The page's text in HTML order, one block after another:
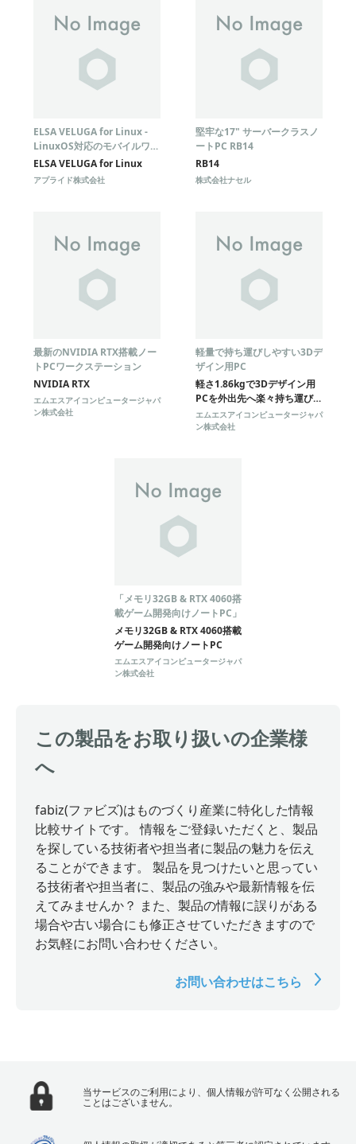
ELSA VELUGA for Linux -
LinuxOS対応のモバイルワー
クステーション
ELSA VELUGA for Linux
アプライド株式会社
堅牢な17" サーバークラスノ
ートPC RB14
RB14
株式会社ナセル
最新のNVIDIA RTX搭載ノー
トPCワークステーション
NVIDIA RTX
エムエスアイコンピュータージャパ
ン株式会社
軽量で持ち運びしやすい3Dデ
ザイン用PC
軽さ1.86kgで3Dデザイン用
PCを外出先へ楽々持ち運び可
能
エムエスアイコンピュータージャパ
ン株式会社
「メモリ32GB & RTX 4060搭
載ゲーム開発向けノートPC」
メモリ32GB & RTX 4060搭載
ゲーム開発向けノートPC
エムエスアイコンピュータージャパ
ン株式会社
この製品をお取り扱いの企業様
へ
fabiz(ファビズ)はものづくり産業に特化した情報
比較サイトです。 情報をご登録いただくと、製品
を探している技術者や担当者に製品の魅力を伝え
ることができます。 製品を見つけたいと思ってい
る技術者や担当者に、製品の強みや最新情報を伝
えてみませんか？ また、製品の情報に誤りがある
場合や古い場合にも修正させていただきますので
お気軽にお問い合わせください。
お問い合わせはこちら
当サービスのご利用により、個人情報が許可なく公開される
ことはございません。